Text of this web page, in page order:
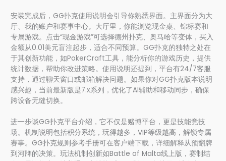
安装完成后，GG扑克使用说明会引导你熟悉界面。主界面分为大
厅、我的账户和赛事中心。大厅里，你能浏览现金桌、锦标赛和
专属游戏。点击“现金游戏”可选择德州扑克、奥马哈等变体，买入
金额从0.01美元盲注起步，适合不同预算。GG扑克的独特之处在
于其创新功能，如PokerCraft工具，能分析你的游戏历史，提供
统计数据，帮助你改进策略。使用说明还提到，平台有24/7客服
支持，通过聊天窗口或邮箱解决问题。如果你对GG扑克版本说明
感兴趣，当前最新版是7.x系列，优化了AI辅助和移动同步，确保
跨设备无缝切换。
进一步谈GG扑克平台介绍，它不仅是赌博平台，更是技能竞技
场。机制说明包括积分系统，玩得越多，VIP等级越高，解锁专属
赛事。GG扑克规则参考手册可在客户端下载，详细解释从预翻牌
到河牌的决策。玩法机制创新如Battle of Malta线上版，赛制结